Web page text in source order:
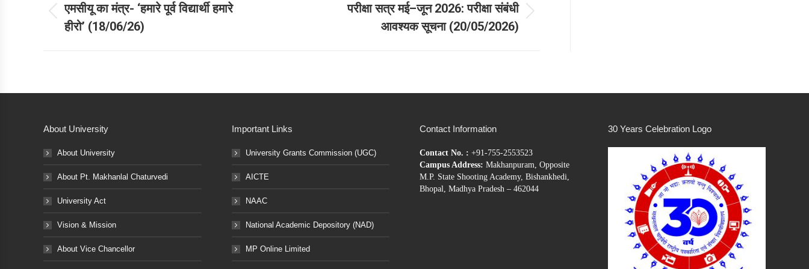
navigation
Previous
post:
एमसीयू का मंत्र- ‘हमारे पूर्व विद्यार्थी हमारे
हीरो’ (18/06/26)
परीक्षा सत्र मई–जून 2026: परीक्षा संबंधी
आवश्यक सूचना (20/05/2026)
About University
About University
About Pt. Makhanlal Chaturvedi
University Act
Vision & Mission
About Vice Chancellor
Important Links
University Grants Commission (UGC)
AICTE
NAAC
National Academic Depository (NAD)
MP Online Limited
Contact Information
Contact No. : +91-755-2553523
Campus Address: Makhanpuram, Opposite
M.P. State Shooting Academy, Bishankhedi,
Bhopal, Madhya Pradesh – 462044
30 Years Celebration Logo